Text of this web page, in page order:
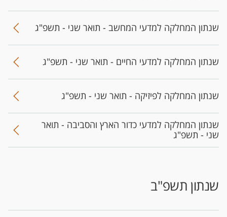
שנתון המחלקה למדעי המחשב - תואר שני - תשפ"ג
שנתון המחלקה למדעי החיים - תואר שני - תשפ"ג
שנתון המחלקה לפיזיקה - תואר שני - תשפ"ג
שנתון המחלקה למדעי כדור הארץ והסביבה - תואר
שני - תשפ"ג
שנתון תשפ"ב